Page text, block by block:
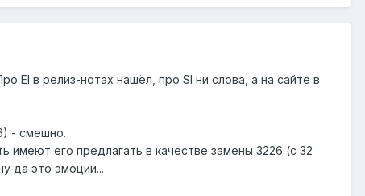
EI в релиз-нотах нашёл, про SI ни слова, а на сайте в
- смешно.
имеют его предлагать в качестве замены 3226 (с 32
да это эмоции...